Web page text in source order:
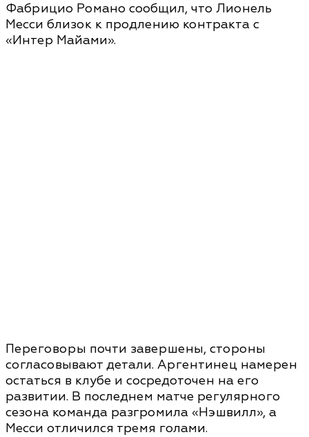
Фабрицио Романо сообщил, что Лионель
Месси близок к продлению контракта с
«Интер Майами».
Переговоры почти завершены, стороны
согласовывают детали. Аргентинец намерен
остаться в клубе и сосредоточен на его
развитии. В последнем матче регулярного
сезона команда разгромила «Нэшвилл», а
Месси отличился тремя голами.